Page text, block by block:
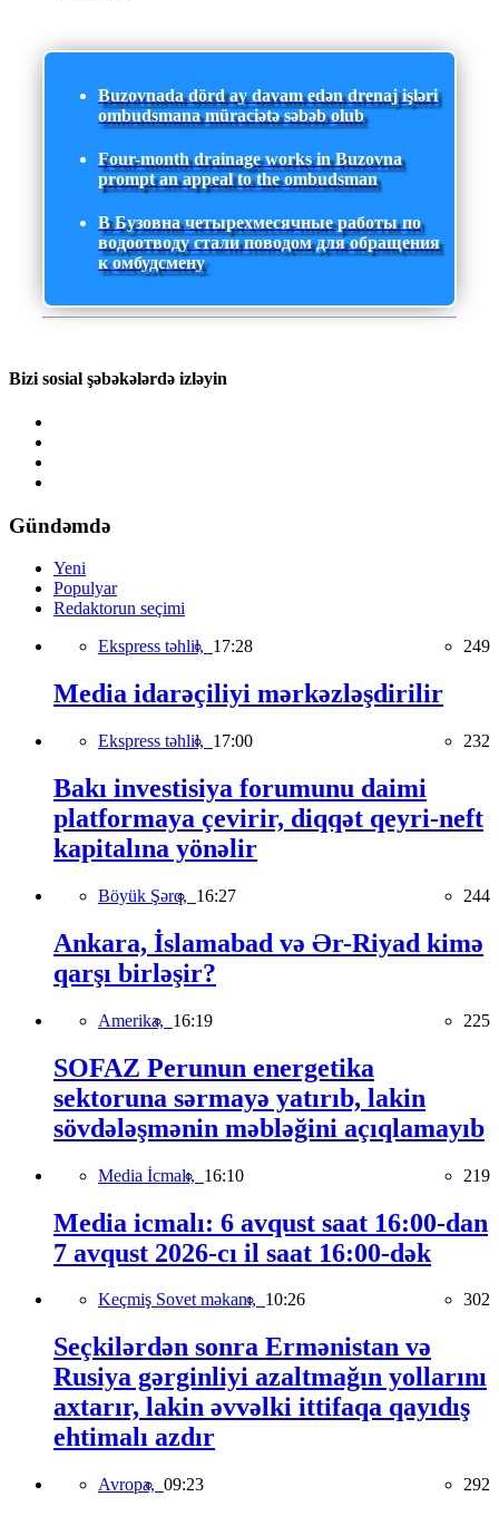
Buzovnada dörd ay davam edən drenaj işləri
ombudsmana müraciətə səbəb olub
Four-month drainage works in Buzovna
prompt an appeal to the ombudsman
В Бузовна четырехмесячные работы по
водоотводу стали поводом для обращения
к омбудсмену
Bizi sosial şəbəkələrdə izləyin
Gündəmdə
Yeni
Populyar
Redaktorun seçimi
Ekspress təhlil, 17:28 249
Media idarəçiliyi mərkəzləşdirilir
Ekspress təhlil, 17:00 232
Bakı investisiya forumunu daimi
platformaya çevirir, diqqət qeyri-neft
kapitalına yönəlir
Böyük Şərq, 16:27 244
Ankara, İslamabad və Ər-Riyad kimə
qarşı birləşir?
Amerika, 16:19 225
SOFAZ Perunun energetika
sektoruna sərmayə yatırıb, lakin
sövdələşmənin məbləğini açıqlamayıb
Media İcmalı, 16:10 219
Media icmalı: 6 avqust saat 16:00-dan
7 avqust 2026-cı il saat 16:00-dək
Keçmiş Sovet məkanı, 10:26 302
Seçkilərdən sonra Ermənistan və
Rusiya gərginliyi azaltmağın yollarını
axtarır, lakin əvvəlki ittifaqa qayıdış
ehtimalı azdır
Avropa, 09:23 292